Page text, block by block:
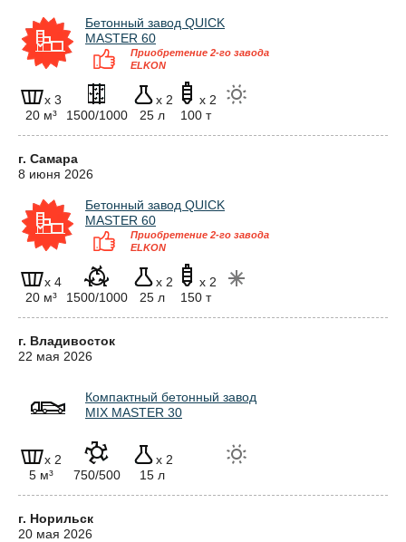
Бетонный завод QUICK
MASTER 60
Приобретение 2-го завода
ELKON
x 3
20 м³
1500/1000
x 2
25 л
x 2
100 т
г. Самара
8 июня 2026
Бетонный завод QUICK
MASTER 60
Приобретение 2-го завода
ELKON
x 4
20 м³
1500/1000
x 2
25 л
x 2
150 т
г. Владивосток
22 мая 2026
Компактный бетонный завод
MIX MASTER 30
x 2
5 м³
750/500
x 2
15 л
г. Норильск
20 мая 2026